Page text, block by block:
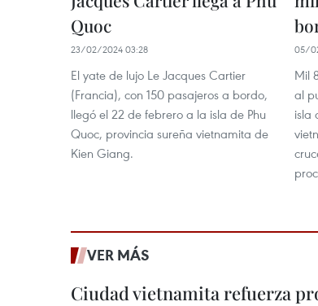
Quoc
23/02/2024 03:28
El yate de lujo Le Jacques Cartier
(Francia), con 150 pasajeros a bordo,
llegó el 22 de febrero a la isla de Phu
Quoc, provincia sureña vietnamita de
Kien Giang.
05/
Mil
al
isla
VER MÁS
Ciudad vietnamita refuerza